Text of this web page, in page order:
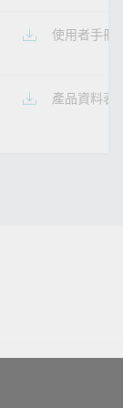
使用者手冊
產品資料表